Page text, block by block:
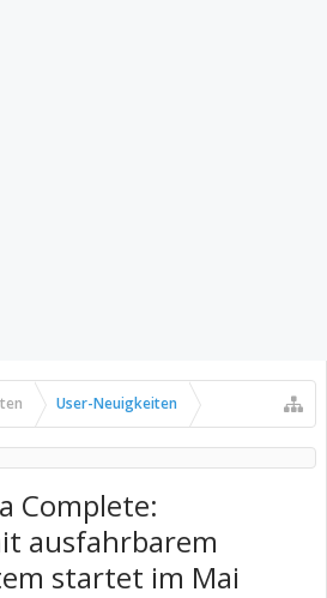
User-Neuigkeiten
Complete:
ausfahrbarem
startet im Mai